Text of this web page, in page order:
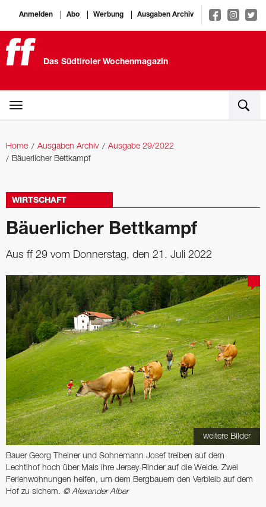
Anmelden Abo Werbung Ausgaben Archiv
Das Südtiroler Wochenmagazin
Home Ausgaben Archiv
Ausgabe 29/2022
Bäuerlicher Bettkampf
WIRTSCHAFT
Bäuerlicher Bettkampf
Aus ff 29 vom Donnerstag, den 21. Juli 2022
weitere Bilder
Bauer Georg Theiner und Sohnemann Josef treiben auf dem
Lechtlhof hoch über Mals ihre Jersey-Rinder auf die Weide. Zwei
Ferienwohnungen helfen, um dem Bergbauern den Verbleib auf dem
Hof zu sichern. © Alexander Alber